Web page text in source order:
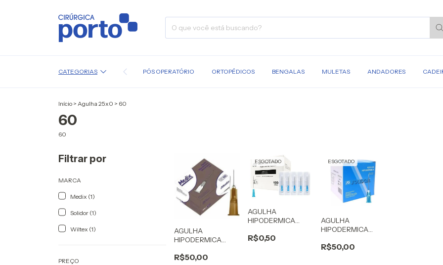
CATEGORIAS PÓS OPERATÓRIO ORTOPÉDICOS BENGALAS MULETAS ANDADORES
Início > Agulha 25x0 > 60
60
60
Filtrar por
MARCA
Medix (1)
Solidor (1)
Wiltex (1)
PREÇO
AGULHA
HIPODERMICA
R$50,00
ESGOTADO
AGULHA
HIPODERMICA
R$0,50
ESGOTADO
AGULHA
HIPODERMICA
R$50,00